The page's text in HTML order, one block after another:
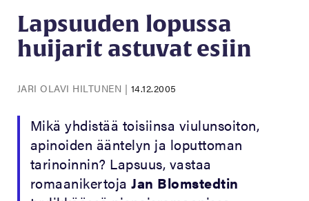
Lapsuuden lopussa
huijarit astuvat esiin
JARI OLAVI HILTUNEN | 14.12.2005
Mikä yhdistää toisiinsa viulunsoiton,
apinoiden ääntelyn ja loputtoman
tarinoinnin? Lapsuus, vastaa
romaanikertojaJan Blomstedtin